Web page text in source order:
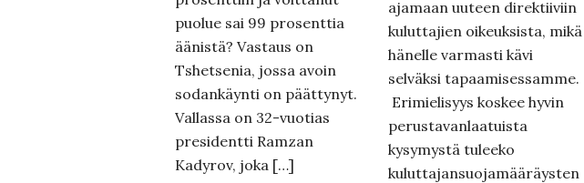
puolue sai 99 prosenttia
äänistä? Vastaus on
Tshetsenia, jossa avoin
sodankäynti on päättynyt.
Vallassa on 32-vuotias
presidentti Ramzan
Kadyrov, joka […]
ajamaan uuteen direktiiviin
kuluttajien oikeuksista, mikä
hänelle varmasti kävi
selväksi tapaamisessamme.
Erimielisyys koskee hyvin
perustavanlaatuista
kysymystä tuleeko
kuluttajansuojamääräysten